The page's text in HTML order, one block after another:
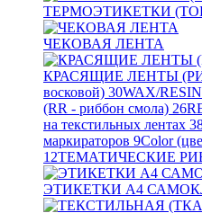
ТЕРМОЭТИКЕТКИ
ЧЕКОВАЯ ЛЕНТА
КРАСЯЩИЕ ЛЕНТЫ
восковой) 30WAX/
(RR - риббон смола) 26
на текстильных лентах
маркираторов 9Color
12ТЕМАТИЧЕСКИЕ
ЭТИКЕТКИ А4